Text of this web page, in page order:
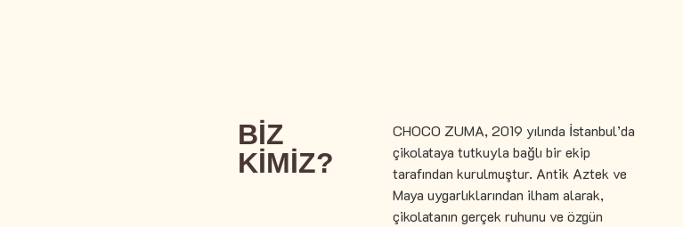
BİZ
KİMİZ?
CHOCO ZUMA, 2019 yılında İstanbul’da
çikolataya tutkuyla bağlı bir ekip
tarafından kurulmuştur. Antik Aztek ve
Maya uygarlıklarından ilham alarak,
çikolatanın gerçek ruhunu ve özgün